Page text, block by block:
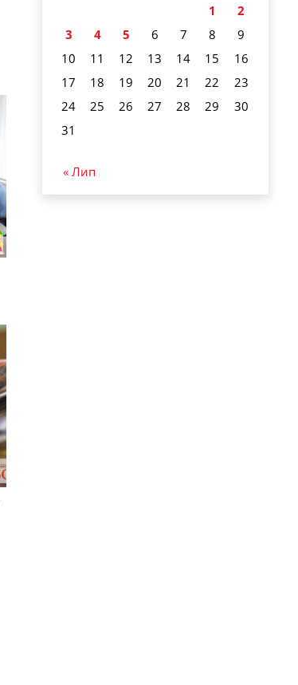
1
2
3
4 5 6 7 8
9
10
11 12 13 14 15
16
17
18 19 20 21 22
23
24
25 26 27 28 29
30
31
« Лип